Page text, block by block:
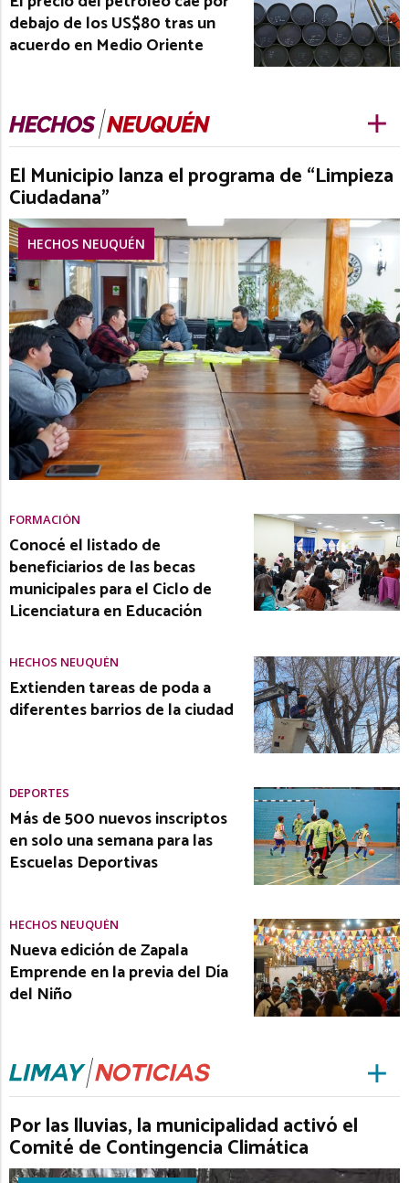
debajo de los US$80 tras un
acuerdo en Medio Oriente
El Municipio lanza el programa de “Limpieza
Ciudadana”
HECHOS NEUQUÉN
FORMACIÓN
Conocé el listado de
beneficiarios de las becas
municipales para el Ciclo de
Licenciatura en Educación
HECHOS NEUQUÉN
Extienden tareas de poda a
diferentes barrios de la ciudad
DEPORTES
Más de 500 nuevos inscriptos
en solo una semana para las
Escuelas Deportivas
HECHOS NEUQUÉN
Nueva edición de Zapala
Emprende en la previa del Día
del Niño
Por las lluvias, la municipalidad activó el
Comité de Contingencia Climática